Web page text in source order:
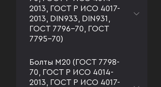
2013, ГОСТ Р ИСО 4017-
2013, DIN933, DIN931,
ГОСТ 7796-70, ГОСТ
7795-70)
Болты М20 (ГОСТ 7798-
70, ГОСТ Р ИСО 4014-
2013, ГОСТ Р ИСО 4017-